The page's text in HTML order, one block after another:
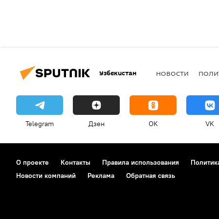
Узбекистан НОВОСТИ
Telegram Дзен OK VK
О проекте Контакты Правила использования
Новости компаний
Реклама Обратная связь